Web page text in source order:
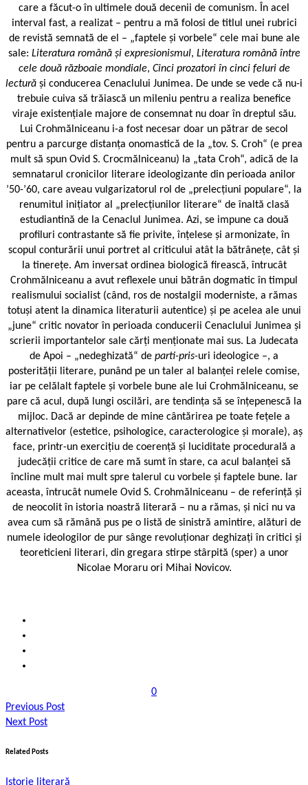
care a făcut-o în ultimele două decenii de comunism. În acel
interval fast, a realizat – pentru a mă folosi de titlul unei rubrici
de revistă semnată de el – „faptele și vorbele“ cele mai bune ale
sale: Literatura română și expresionismul, Literatura română între
cele două războaie mondiale, Cinci prozatori în cinci feluri de
lectură și conducerea Cenaclului Junimea. De unde se vede că nu-i
trebuie cuiva să trăiască un mileniu pentru a realiza benefice
viraje existențiale majore de consemnat nu doar în dreptul său.
Lui Crohmălniceanu i-a fost necesar doar un pătrar de secol
pentru a parcurge distanța onomastică de la „tov. S. Croh“ (e prea
mult să spun Ovid S. Crocmălniceanu) la „tata Croh“, adică de la
semnatarul cronicilor literare ideologizante din perioada anilor
’50-’60, care aveau vulgarizatorul rol de „prelecțiuni populare“, la
renumitul inițiator al „prelecțiunilor literare“ de înaltă clasă
estudiantină de la Cenaclul Junimea. Azi, se impune ca două
profiluri contrastante să fie privite, înțelese și armonizate, în
scopul conturării unui portret al criticului atât la bătrânețe, cât și
la tinerețe. Am inversat ordinea biologică firească, întrucât
Crohmălniceanu a avut reflexele unui bătrân dogmatic în timpul
realismului socialist (când, ros de nostalgii moderniste, a rămas
totuși atent la dinamica literaturii autentice) și pe acelea ale unui
„june“ critic novator în perioada conducerii Cenaclului Junimea și
scrierii importantelor sale cărți menționate mai sus. La Judecata
de Apoi – „nedeghizată“ de parti-pris-uri ideologice –, a
posterității literare, punând pe un taler al balanței relele comise,
iar pe celălalt faptele și vorbele bune ale lui Crohmălniceanu, se
pare că acul, după lungi oscilări, are tendința să se înțepenescă la
mijloc. Dacă ar depinde de mine cântărirea pe toate fețele a
alternativelor (estetice, psihologice, caracterologice și morale), aș
face, printr-un exercițiu de coerență și luciditate procedurală a
judecății critice de care mă sumt în stare, ca acul balanței să
încline mult mai mult spre talerul cu vorbele și faptele bune. Iar
aceasta, întrucât numele Ovid S. Crohmălniceanu – de referință și
de neocolit în istoria noastră literară – nu a rămas, și nici nu va
avea cum să rămână pus pe o listă de sinistră amintire, alături de
numele ideologilor de pur sânge revoluționar deghizați în critici și
teoreticieni literari, din gregara stirpe stârpită (sper) a unor
Nicolae Moraru ori Mihai Novicov.
0
Previous Post
Next Post
Related Posts
Istorie literară